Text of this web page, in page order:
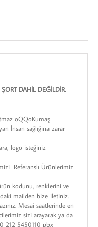
DAHİL DEĞİLDİR.
oQQoKumaş
İnsan sağlığına zarar
logo isteğiniz
Referanslı Ürünlerimiz
kodunu, renklerini ve
mailden bize iletiniz.
Mesai saatlerinde en
sizi arayarak ya da
212 5450110 pbx